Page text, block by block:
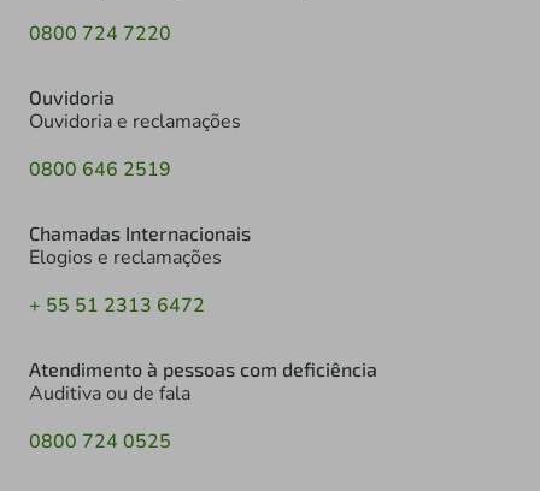
0800 724 7220
Ouvidoria
Ouvidoria e reclamações
0800 646 2519
Chamadas Internacionais
Elogios e reclamações
+ 55 51 2313 6472
Atendimento à pessoas com deficiência
Auditiva ou de fala
0800 724 0525